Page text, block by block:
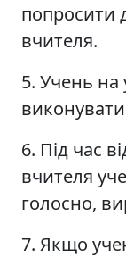
попросити
вчителя.
5. Учень на
6. Під час
вчителя
голосно,
7. Якщо